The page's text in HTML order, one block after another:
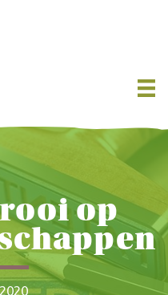
op